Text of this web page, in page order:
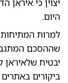
יצוין כי
היום.
למרות
שההסכם
יבטיח שלאיראן